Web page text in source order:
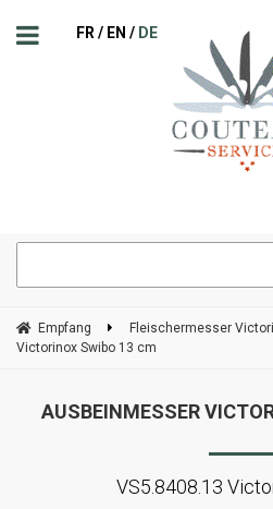
FR EN DE
Empfang Fleischermesser
Victorinox Swibo 13 cm
AUSBEINMESSER
VS5.8408.13